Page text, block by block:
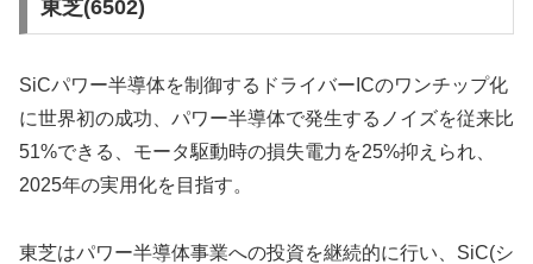
東芝(6502)
SiCパワー半導体を制御するドライバーICのワンチップ化
に世界初の成功、パワー半導体で発生するノイズを従来比
51%できる、モータ駆動時の損失電力を25%抑えられ、
2025年の実用化を目指す。
東芝はパワー半導体事業への投資を継続的に行い、SiC(シ